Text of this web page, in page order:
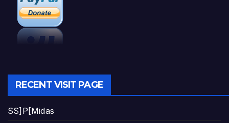
RECENT VISIT PAGE
SS]P[Midas